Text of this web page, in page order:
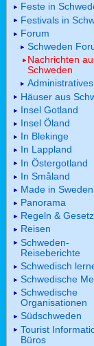
Feste in
Festivals in
Forum
Schweden
Nachrichten
Schweden
Administratives
Häuser aus
Insel Gotland
Insel Öland
In Blekinge
In Lappland
In Östergotland
In Småland
Made in Sweden
Panorama
Regeln &
Reisen
Schweden-
Reiseberichte
Schwedisch
Schwedische
Schwedische
Organisationen
Südschweden
Tourist
Büros